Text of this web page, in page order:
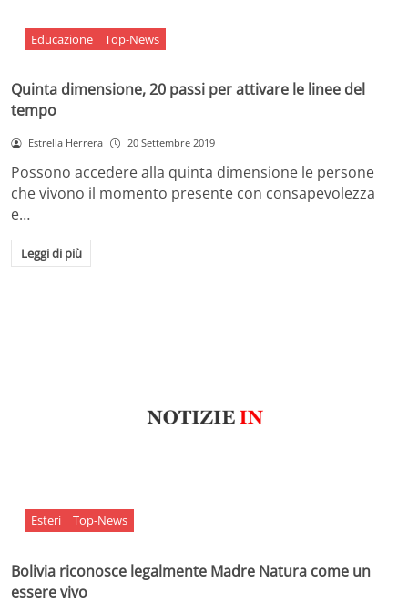
Educazione Top-News
Quinta dimensione, 20 passi per attivare le linee del
tempo
Estrella Herrera 20 Settembre 2019
Possono accedere alla quinta dimensione le persone
che vivono il momento presente con consapevolezza
e…
Leggi di più
Esteri Top-News
Bolivia riconosce legalmente Madre Natura come un
essere vivo